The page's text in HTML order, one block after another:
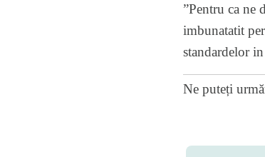
”Pentru ca ne
imbunatatit
standardelor
Ne puteți